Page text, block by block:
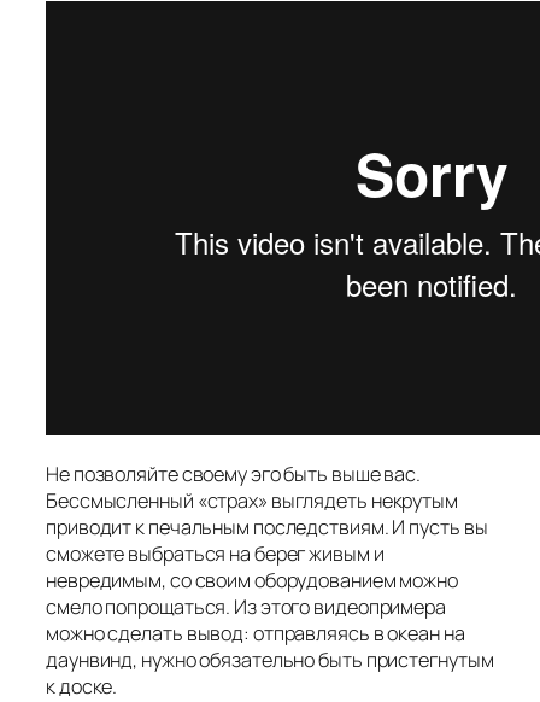
Не позволяйте своему эго быть выше вас.
Бессмысленный «страх» выглядеть некрутым
приводит к печальным последствиям. И пусть вы
сможете выбраться на берег живым и
невредимым, со своим оборудованием можно
смело попрощаться. Из этого видеопримера
можно сделать вывод: отправляясь в океан на
даунвинд, нужно обязательно быть пристегнутым
к доске.